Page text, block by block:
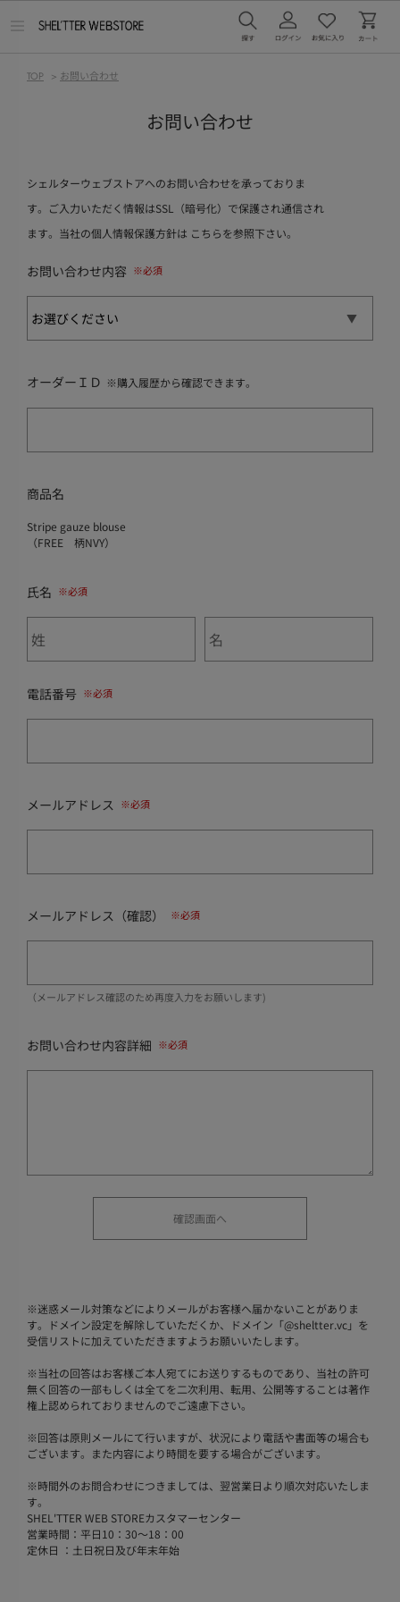
TOP > お問い合わせ
お問い合わせ
シェルターウェブストアへのお問い合わせを承っておりま
す。ご入力いただく情報はSSL（暗号化）で保護され通信され
ます。当社の個人情報保護方針は こちらを参照下さい。
お問い合わせ内容
オーダーＩＤ ※購入履歴から確認できます。
商品名
Stripe gauze blouse
（FREE 柄NVY）
氏名
電話番号
メールアドレス
メールアドレス（確認）
（メールアドレス確認のため再度入力をお願いします)
お問い合わせ内容詳細
※迷惑メール対策などによりメールがお客様へ届かないことがありま
す。ドメイン設定を解除していただくか、ドメイン「@sheltter.vc」を
受信リストに加えていただきますようお願いいたします。
※当社の回答はお客様ご本人宛てにお送りするものであり、当社の許可
無く回答の一部もしくは全てを二次利用、転用、公開等することは著作
権上認められておりませんのでご遠慮下さい。
※回答は原則メールにて行いますが、状況により電話や書面等の場合も
ございます。また内容により時間を要する場合がございます。
※時間外のお問合わせにつきましては、翌営業日より順次対応いたしま
す。
SHEL'TTER WEB STOREカスタマーセンター
営業時間：平日10：30～18：00
定休日 ：土日祝日及び年末年始